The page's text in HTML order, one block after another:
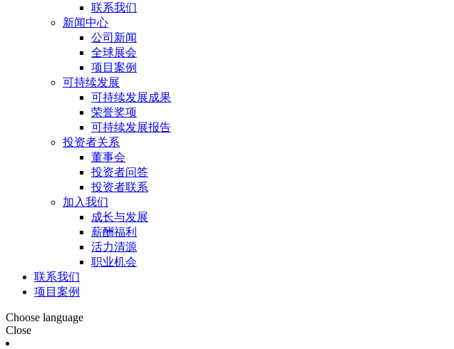
联系我们
新闻中心
公司新闻
全球展会
项目案例
可持续发展
可持续发展成果
荣誉奖项
可持续发展报告
投资者关系
董事会
投资者问答
投资者联系
加入我们
成长与发展
薪酬福利
活力清源
职业机会
联系我们
项目案例
Choose language
Close